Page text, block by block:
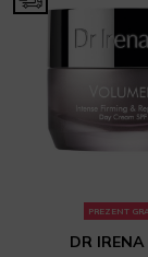
PREZENT
DR IRENA